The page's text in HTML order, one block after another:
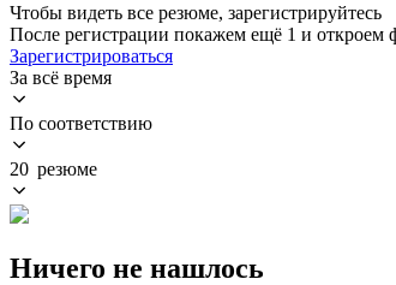
Чтобы видеть все резюме, зарегистрируйтесь
После регистрации покажем ещё 1 и откроем
Зарегистрироваться
За всё время
По соответствию
20 резюме
Ничего не нашлось